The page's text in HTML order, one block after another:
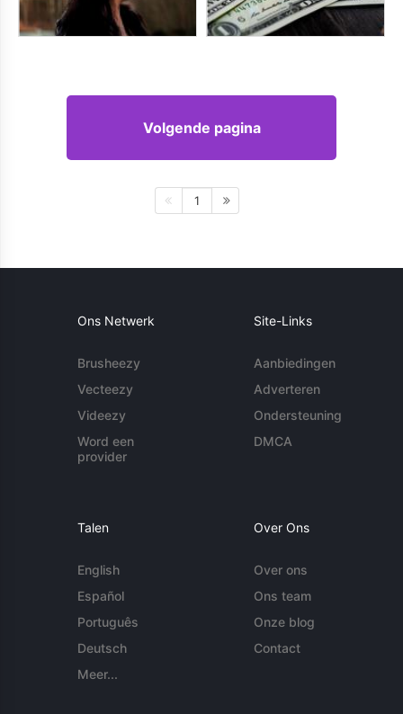
Volgende pagina
1
Ons Netwerk
Brusheezy
Vecteezy
Videezy
Word een
provider
Site-Links
Aanbiedingen
Adverteren
Ondersteuning
DMCA
Talen
English
Español
Português
Deutsch
Meer...
Over Ons
Over ons
Ons team
Onze blog
Contact